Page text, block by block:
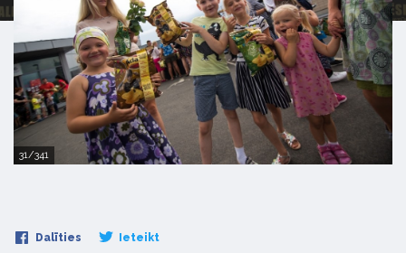
31/341
Dalīties Ieteikt